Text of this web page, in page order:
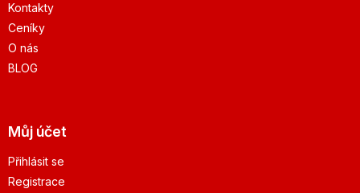
Kontakty
Ceníky
O nás
BLOG
Můj účet
Přihlásit se
Registrace